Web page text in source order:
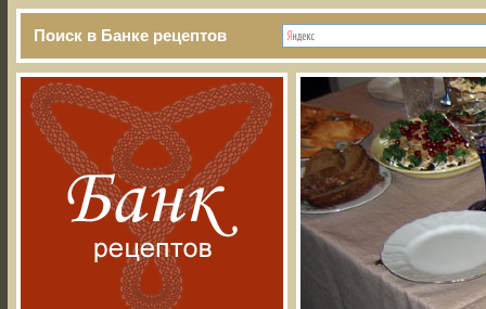
Поиск в Банке рецептов